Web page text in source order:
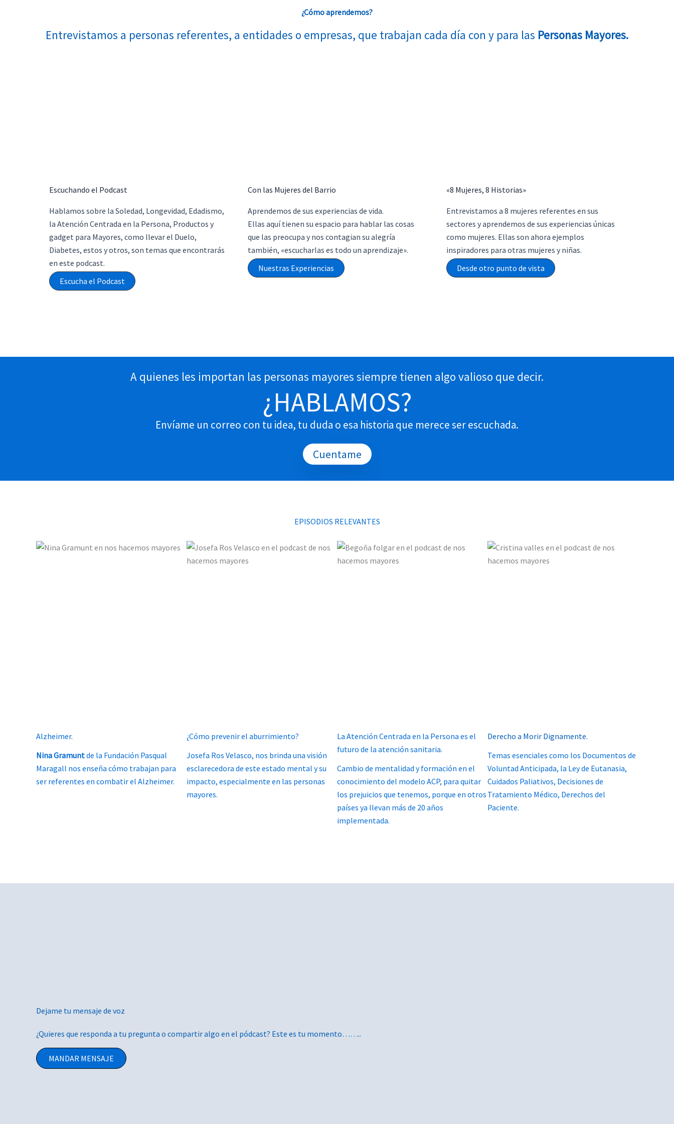
¿Cómo aprendemos?
Entrevistamos a personas referentes, a entidades o empresas, que trabajan cada día con y para las Personas Mayores.
Escuchando el Podcast
Hablamos sobre la Soledad, Longevidad, Edadismo,
la Atención Centrada en la Persona, Productos y
gadget para Mayores, como llevar el Duelo,
Diabetes, estos y otros, son temas que encontrarás
en este podcast.
Escucha el Podcast
Con las Mujeres del Barrio
Aprendemos de sus experiencias de vida.
Ellas aquí tienen su espacio para hablar las cosas
que las preocupa y nos contagian su alegría
también, «escucharlas es todo un aprendizaje».
Nuestras Experiencias
«8 Mujeres, 8 Historias»
Entrevistamos a 8 mujeres referentes en sus
sectores y aprendemos de sus experiencias únicas
como mujeres. Ellas son ahora ejemplos
inspiradores para otras mujeres y niñas.
Desde otro punto de vista
A quienes les importan las personas mayores siempre tienen algo valioso que decir.
¿HABLAMOS?
Envíame un correo con tu idea, tu duda o esa historia que merece ser escuchada.
Cuentame
EPISODIOS RELEVANTES
Alzheimer.
Nina Gramuntde la Fundación Pasqual
Maragall nos enseña cómo trabajan para
ser referentes en combatir el Alzheimer.
¿Cómo prevenir el aburrimiento?
Josefa Ros Velasco, nos brinda una visión
esclarecedora de este estado mental y su
impacto, especialmente en las personas
mayores.
La Atención Centrada en la Persona es el
futuro de la atención sanitaria.
Cambio de mentalidad y formación en el
conocimiento del modelo ACP, para quitar
los prejuicios que tenemos, porque en otros
países ya llevan más de 20 años
implementada.
Derecho a Morir Dignamente.
Temas esenciales como los Documentos de
Voluntad Anticipada, la Ley de Eutanasia,
Cuidados Paliativos, Decisiones de
Tratamiento Médico, Derechos del
Paciente.
Dejame tu mensaje de voz
¿Quieres que responda a tu pregunta o compartir algo en el pódcast? Este es tu momento……..
MANDAR MENSAJE